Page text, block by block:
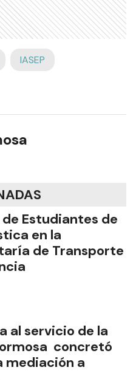
IASEP
Estudiantes de
en la
de Transporte
al servicio de la
concretó
mediación a